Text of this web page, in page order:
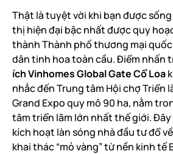
Thật là tuyệt vời khi bạn được
thị hiện đại bậc nhất được quy
thành Thành phố thương mại
dân tinh hoa toàn cầu. Điểm nhấn
ích Vinhomes Global Gate Cổ Loa
nhắc đến Trung tâm Hội chợ Triển
Grand Expo quy mô 90 ha, nằm
tâm triển lãm lớn nhất thế giới.
kích hoạt làn sóng nhà đầu tư đổ về
khai thác “mỏ vàng” từ nền kinh tế